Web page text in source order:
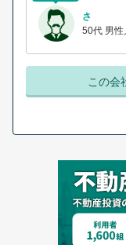
さ
50代 男性
この会